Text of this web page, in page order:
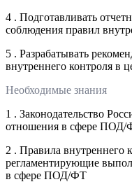
4 . Подготавливать
соблюдения правил
5 . Разрабатывать
внутреннего контроля
Необходимые знания
1 . Законодательство
отношения в сфере
2 . Правила внутреннего
регламентирующие
в сфере ПОД/ФТ